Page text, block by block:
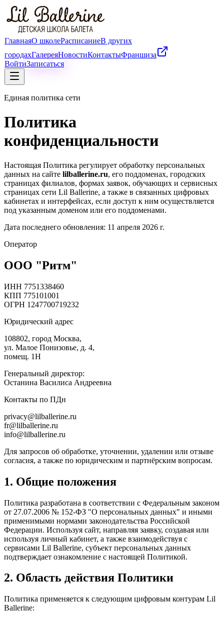
ГлавнаяО школеРасписаниеВ других
городахГалереяНовостиКонтактыФраншиза
ВойтиЗаписаться
Единая политика сети
Политика
конфиденциальности
Настоящая Политика регулирует обработку персональных
данных на сайте lilballerine.ru, его поддоменах, городских
страницах филиалов, формах заявок, обучающих и сервисных
страницах сети Lil Ballerine, а также в связанных цифровых
кабинетах и интерфейсах, если доступ к ним осуществляется
под указанным доменом или его поддоменами.
Дата последнего обновления: 11 апреля 2026 г.
Оператор
ООО "Ритм"
ИНН 7751338460
КПП 775101001
ОГРН 1247700719232
Юридический адрес
108802, город Москва,
ул. Малое Понизовье, д. 4,
помещ. 1Н
Генеральный директор:
Останина Василиса Андреевна
Контакты по ПДн
privacy@lilballerine.ru
fr@lilballerine.ru
info@lilballerine.ru
Для запросов об обработке, уточнении, удалении или отзыве
согласия, а также по юридическим и партнёрским вопросам.
1. Общие положения
Политика разработана в соответствии с Федеральным законом
от 27.07.2006 № 152-ФЗ "О персональных данных" и иными
применимыми нормами законодательства Российской
Федерации. Используя сайт, направляя заявку, создавая или
используя личный кабинет, а также взаимодействуя с
сервисами Lil Ballerine, субъект персональных данных
подтверждает ознакомление с настоящей Политикой.
2. Область действия Политики
Политика применяется к следующим цифровым контурам Lil
Ballerine: